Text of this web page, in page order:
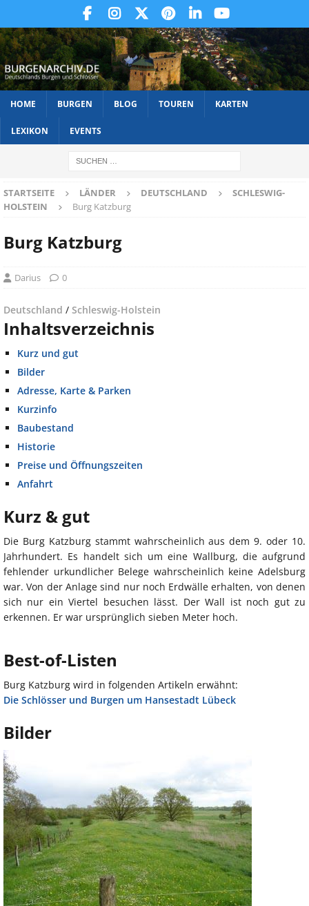
HOME BURGEN BLOG TOUREN KARTEN
LEXIKON EVENTS
STARTSEITE LÄNDER DEUTSCHLAND
SCHLESWIG-
HOLSTEIN
Burg Katzburg
Burg Katzburg
Darius 0
Deutschland / Schleswig-Holstein
Inhaltsverzeichnis
Kurz und gut
Bilder
Adresse, Karte & Parken
Kurzinfo
Baubestand
Historie
Preise und Öffnungszeiten
Anfahrt
Kurz & gut
Die Burg Katzburg stammt wahrscheinlich aus dem 9. oder 10.
Jahrhundert. Es handelt sich um eine Wallburg, die aufgrund
fehlender urkundlicher Belege wahrscheinlich keine Adelsburg
war. Von der Anlage sind nur noch Erdwälle erhalten, von denen
sich nur ein Viertel besuchen lässt. Der Wall ist noch gut zu
erkennen. Er war ursprünglich sieben Meter hoch.
Best-of-Listen
Burg Katzburg wird in folgenden Artikeln erwähnt:
Die Schlösser und Burgen um Hansestadt Lübeck
Bilder